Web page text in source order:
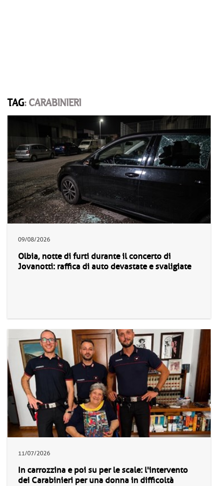
TAG: CARABINIERI
09/08/2026
Olbia, notte di furti durante il concerto di
Jovanotti: raffica di auto devastate e svaligiate
11/07/2026
In carrozzina e poi su per le scale: l'intervento
dei Carabinieri per una donna in difficoltà